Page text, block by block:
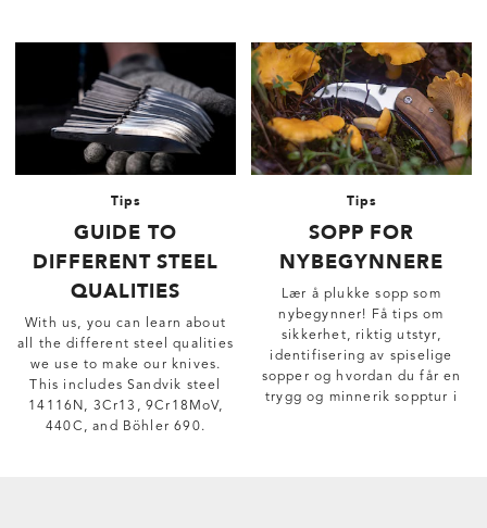
Tips
GUIDE TO
DIFFERENT STEEL
QUALITIES
With us, you can learn about
all the different steel qualities
we use to make our knives.
This includes Sandvik steel
14116N, 3Cr13, 9Cr18MoV,
440C, and Böhler 690.
Tips
SOPP FOR
NYBEGYNNERE
Lær å plukke sopp som
nybegynner! Få tips om
sikkerhet, riktig utstyr,
identifisering av spiselige
sopper og hvordan du får en
trygg og minnerik sopptur i